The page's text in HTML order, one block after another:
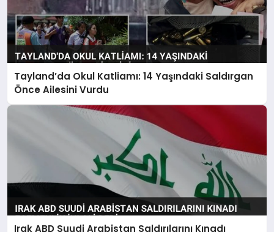
Tayland’da Okul Katliamı: 14 Yaşındaki Saldırgan
Önce Ailesini Vurdu
Irak ABD Suudi Arabistan Saldırılarını Kınadı